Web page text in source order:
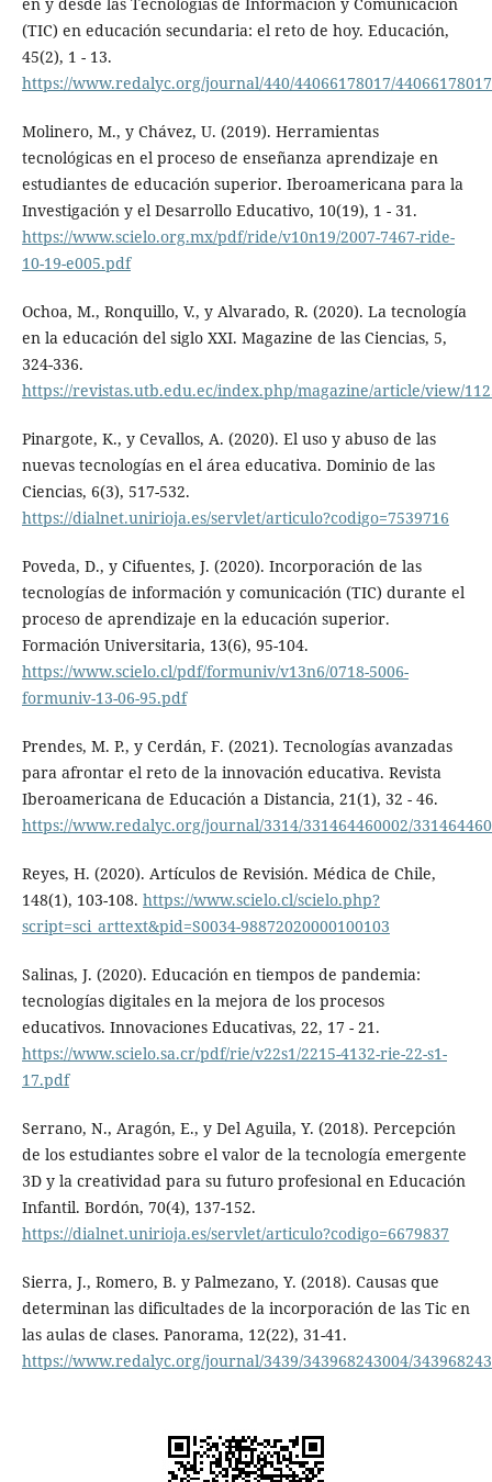
(TIC) en educación secundaria: el reto de hoy. Educación,
45(2), 1 - 13.
https://www.redalyc.org/journal/440/44066178017/
Molinero, M., y Chávez, U. (2019). Herramientas
tecnológicas en el proceso de enseñanza aprendizaje en
estudiantes de educación superior. Iberoamericana para la
Investigación y el Desarrollo Educativo, 10(19), 1 - 31.
https://www.scielo.org.mx/pdf/ride/v10n19/2007-7467-ride-
10-19-e005.pdf
Ochoa, M., Ronquillo, V., y Alvarado, R. (2020). La tecnología
en la educación del siglo XXI. Magazine de las Ciencias, 5,
324-336.
https://revistas.utb.edu.ec/index.php/magazine/article/view/
Pinargote, K., y Cevallos, A. (2020). El uso y abuso de las
nuevas tecnologías en el área educativa. Dominio de las
Ciencias, 6(3), 517-532.
https://dialnet.unirioja.es/servlet/articulo?codigo=7539716
Poveda, D., y Cifuentes, J. (2020). Incorporación de las
tecnologías de información y comunicación (TIC) durante el
proceso de aprendizaje en la educación superior.
Formación Universitaria, 13(6), 95-104.
https://www.scielo.cl/pdf/formuniv/v13n6/0718-5006-
formuniv-13-06-95.pdf
Prendes, M. P., y Cerdán, F. (2021). Tecnologías avanzadas
para afrontar el reto de la innovación educativa. Revista
Iberoamericana de Educación a Distancia, 21(1), 32 - 46.
https://www.redalyc.org/journal/3314/331464460002/
Reyes, H. (2020). Artículos de Revisión. Médica de Chile,
148(1), 103-108. https://www.scielo.cl/scielo.php?
script=sci_arttext&pid=S0034-98872020000100103
Salinas, J. (2020). Educación en tiempos de pandemia:
tecnologías digitales en la mejora de los procesos
educativos. Innovaciones Educativas, 22, 17 - 21.
https://www.scielo.sa.cr/pdf/rie/v22s1/2215-4132-rie-22-s1-
17.pdf
Serrano, N., Aragón, E., y Del Aguila, Y. (2018). Percepción
de los estudiantes sobre el valor de la tecnología emergente
3D y la creatividad para su futuro profesional en Educación
Infantil. Bordón, 70(4), 137-152.
https://dialnet.unirioja.es/servlet/articulo?codigo=6679837
Sierra, J., Romero, B. y Palmezano, Y. (2018). Causas que
determinan las dificultades de la incorporación de las Tic en
las aulas de clases. Panorama, 12(22), 31-41.
https://www.redalyc.org/journal/3439/343968243004/